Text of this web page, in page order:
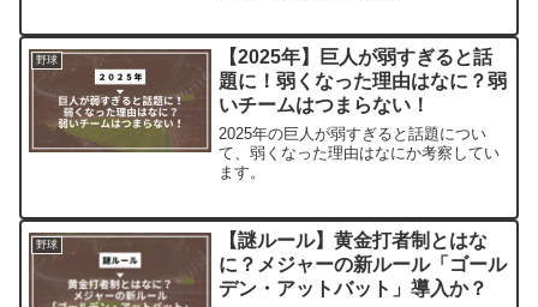
野球
【2025年】巨人が弱すぎると話
題に！弱くなった理由はなに？弱
いチームはつまらない！
2025年の巨人が弱すぎると話題につい
て、弱くなった理由はなにか考察してい
ます。
野球
【謎ルール】黄金打者制とはな
に？メジャーの新ルール「ゴール
デン・アットバット」導入か？